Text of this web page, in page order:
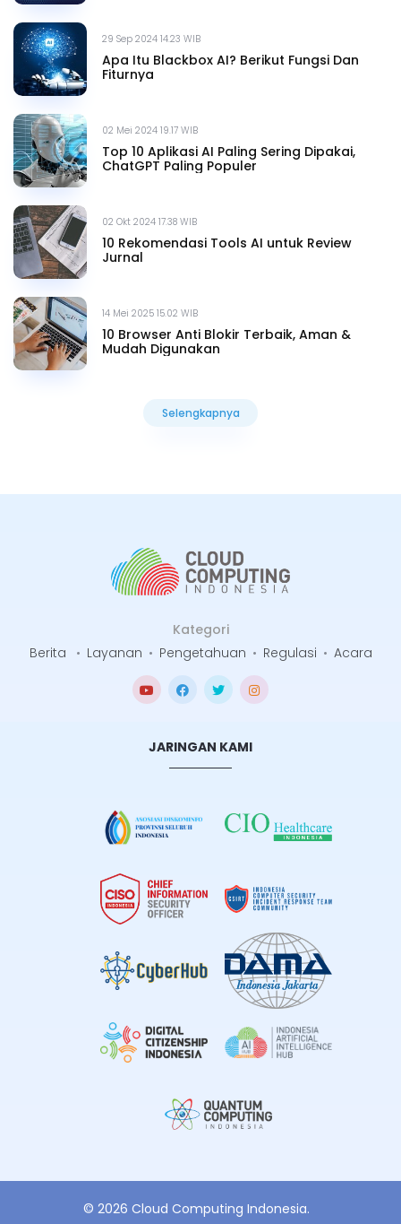
29 Sep 2024 14.23 WIB
Apa Itu Blackbox AI? Berikut Fungsi Dan
Fiturnya
02 Mei 2024 19.17 WIB
Top 10 Aplikasi AI Paling Sering Dipakai,
ChatGPT Paling Populer
02 Okt 2024 17.38 WIB
10 Rekomendasi Tools AI untuk Review
Jurnal
14 Mei 2025 15.02 WIB
10 Browser Anti Blokir Terbaik, Aman &
Mudah Digunakan
Selengkapnya
Kategori
Berita
• Layanan • Pengetahuan • Regulasi • Acara
JARINGAN KAMI
© 2026 Cloud Computing Indonesia.